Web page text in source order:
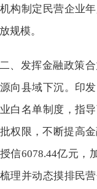
构制定民营企业
规模。
二、发挥金融政策
向县域下沉。印
白名单制度，指
权限，不断提高
信6078.44亿元，
理并动态摸排民